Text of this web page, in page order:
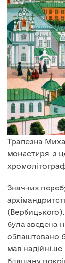
Трапезна
монастиря із
Значних
була зведена
облаштовано
мав
бляшану